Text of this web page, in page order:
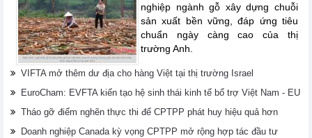
nghiệp ngành gỗ xây dựng chuỗi
sản xuất bền vững, đáp ứng tiêu
chuẩn ngày càng cao của thị
trường Anh.
VIFTA mở thêm dư địa cho hàng Việt tại thị trường Israel
EuroCham: EVFTA kiến tạo hệ sinh thái kinh tế bổ trợ Việt Nam - EU
Tháo gỡ điểm nghẽn thực thi để CPTPP phát huy hiệu quả hơn
Doanh nghiệp Canada kỳ vọng CPTPP mở rộng hợp tác đầu tư